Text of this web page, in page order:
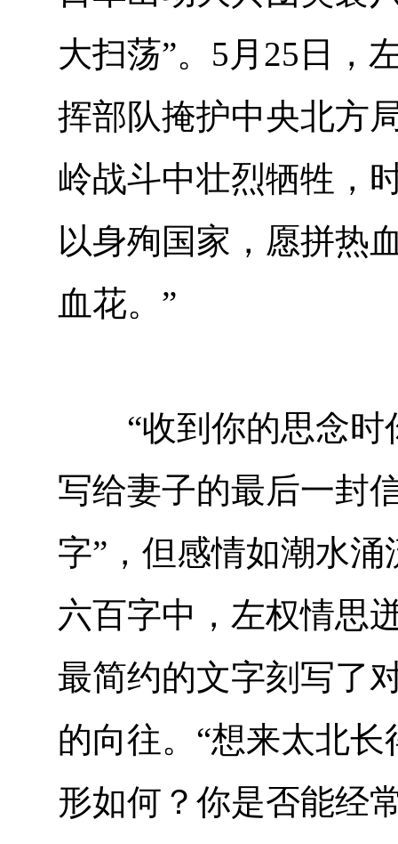
大扫荡”。5月25日，
挥部队掩护中央北方
岭战斗中壮烈牺牲，
以身殉国家，愿拼热
血花。”
“收到你的思念时
写给妻子的最后一封
字”，但感情如潮水
六百字中，左权情思
最简约的文字刻写了
的向往。“想来太北
形如何？你是否能经